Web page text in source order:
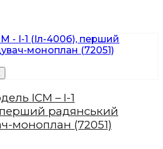
ICM – І-1
перший радянський
моноплан (72051)